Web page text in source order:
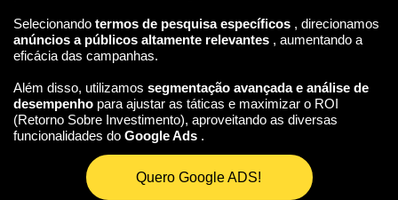
Selecionando termos de pesquisa específicos , direcionamos
anúncios a públicos altamente relevantes , aumentando a
eficácia das campanhas.
Além disso, utilizamos segmentação avançada e análise de
desempenho para ajustar as táticas e maximizar o ROI
(Retorno Sobre Investimento), aproveitando as diversas
funcionalidades do Google Ads .
Quero Google ADS!